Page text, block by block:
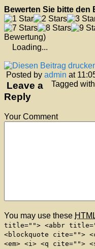
Bewerten Sie bitte den
Bewertung)
Loading...
Posted by admin at
Tagged
Leave a
Reply
Your Comment
You may use these
title=""> <abbr
<blockquote cite="">
<em> <i> <q cite="">